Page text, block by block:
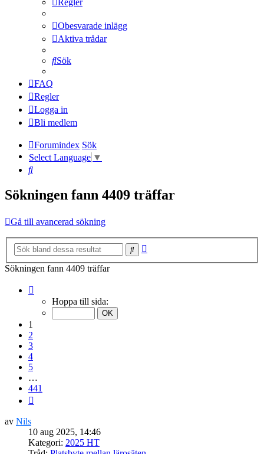
Regler
Obesvarade inlägg
Aktiva trådar
Sök
FAQ
Regler
Logga in
Bli medlem
Forumindex Sök
Select Language ▼
Sök
Sökningen fann 4409 träffar
Gå till avancerad sökning
Sök
Sökningen fann 4409 träffar
Hoppa till sida:
1
2
3
4
5
…
441
av Nils
10 aug 2025, 14:46
Kategori: 2025 HT